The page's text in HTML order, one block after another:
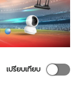
เปรียบเทียบ